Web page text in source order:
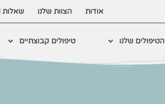
אודות הצוות שלנו שאלות
הטיפולים שלנו טיפולים קבוצתיים